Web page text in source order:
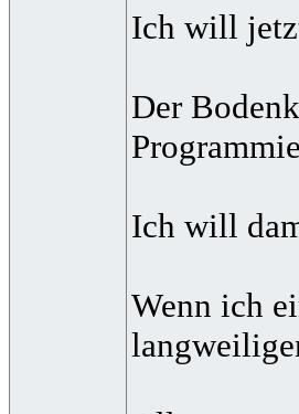
Ich will
Der
Ich will
Wenn ich